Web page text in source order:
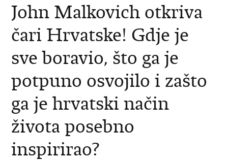
John Malkovich otkriva
čari Hrvatske! Gdje je
sve boravio, što ga je
potpuno osvojilo i zašto
ga je hrvatski način
života posebno
inspirirao?